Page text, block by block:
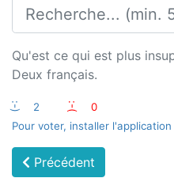
Qu'est ce qui est plus
Deux français.
:-) 2 :-(
0
Pour voter, installer l'application
Précédent